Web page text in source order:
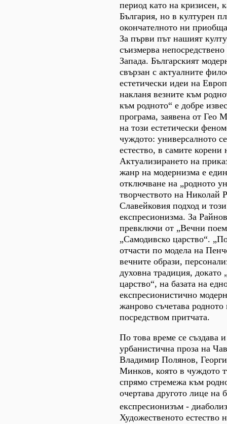
период като на кризисен,
България, но в културен
окончателното ни
За първи път нашият
съизмерва
Запада. Българският
свързан с актуалните
естетически идеи на
накланя везните към
към родното“ е добре
програма, заявена от Гео
на този естетически
чуждото: универсалното
естество, в самите корени
Актуализирането на
жанр на модернизма е
отключване на „родното
творчеството на Николай
Славейковия подход и
експресионизма. За
превключи от „Вечни
„Самодивско царство“.
отчасти по модела на
вечните образи,
духовна традиция, докато
царство“, на базата на
експресионистично
жанрово съчетава
посредством притчата.
По това време се създава
урбанистична проза на
Владимир Полянов,
Минков, която в чуждото
спрямо стремежа към
очертава другото лице на
експресионизъм -
Художественото естество